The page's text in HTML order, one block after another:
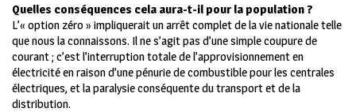
Quelles conséquences cela aura-t-il pour la population ?
L’« option zéro » impliquerait un arrêt complet de la vie nationale telle
que nous la connaissons. Il ne s’agit pas d’une simple coupure de
courant ; c’est l’interruption totale de l’approvisionnement en
électricité en raison d’une pénurie de combustible pour les centrales
électriques, et la paralysie conséquente du transport et de la
distribution.